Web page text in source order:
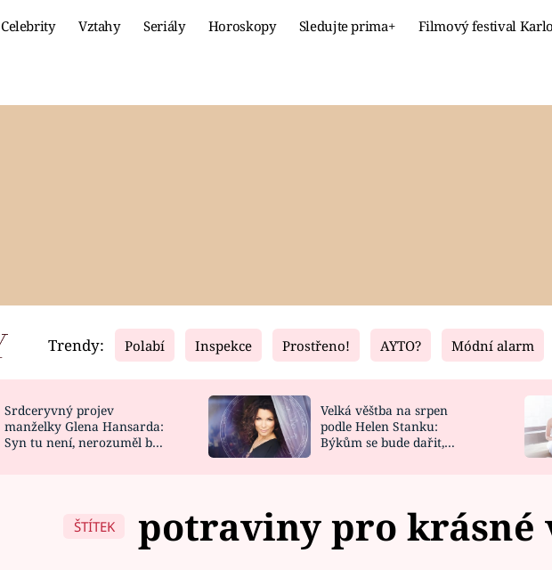
Celebrity Vztahy Seriály Horoskopy Sledujte prima+ Filmový festival
Video
CELEBRITY
VAŘENÍ
Fresh
NOVINKY
VIDEORECEPTY
Living
DESIGN
Trendy: Polabí Inspekce Prostřeno! AYTO? Módní alarm
Srdceryvný projev
manželky Glena Hansarda:
Syn tu není, nerozuměl by
Velká věštba na srpen
podle Helen Stanku:
Býkům se bude dařit,
ŠTÍTEK potraviny pro krásné